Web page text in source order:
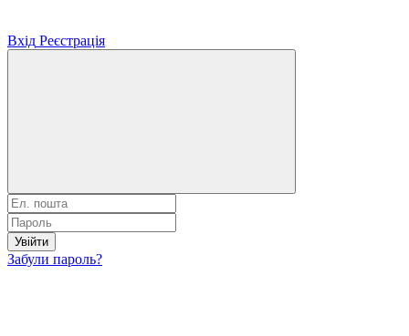
Вхід Реєстрація
Увійти
Забули пароль?